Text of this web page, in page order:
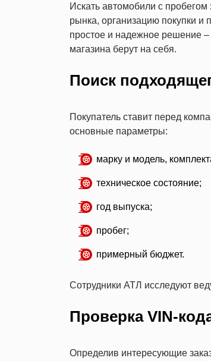
Искать автомобили с
рынка, организацию покупки и
простое и надежное решение –
магазина берут на себя.
Поиск
Покупатель ставит перед
основные параметры:
марку и модель,
техническое состояние;
год выпуска;
пробег;
примерный бюджет.
Сотрудники АТЛ исследуют
Проверка VIN-
Определив интересующие